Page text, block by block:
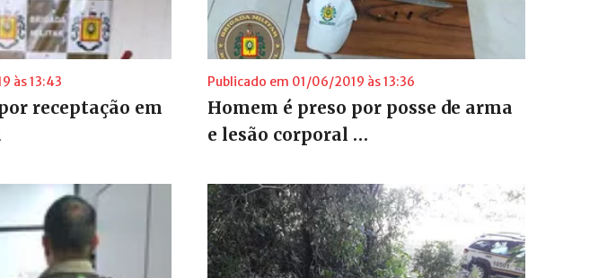
às 13:43
receptação em
Publicado em 01/06/2019 às 13:36
Homem é preso por posse de arma
e lesão corporal …